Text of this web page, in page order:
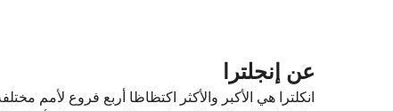
عن إنجلترا
انكلترا هي الأكبر والأكثر اكتظاظا أربع فروع لأمم